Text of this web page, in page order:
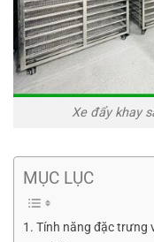
Xe đẩy khay
MỤC LỤC
Tính năng đặc trưng